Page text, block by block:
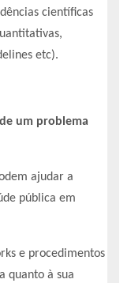
científicas
etc).
um problema
ajudar a
pública em
e procedimentos
quanto à sua